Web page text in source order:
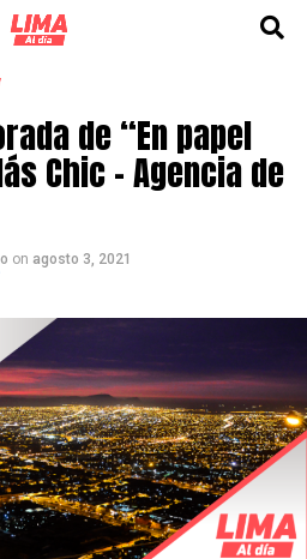
de “En papel
Chic – Agencia de
on agosto 3, 2021